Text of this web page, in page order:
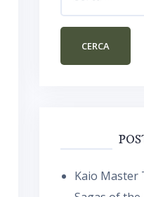
Kaio Master